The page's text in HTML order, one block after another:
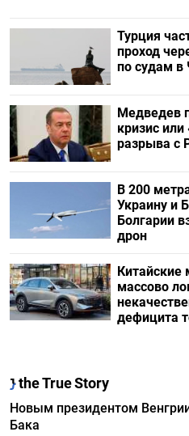
Турция
проход
по судам
Медведев
кризис или
разрыва с
В 200
Украину и
Болгарии
дрон
массово
дефицита